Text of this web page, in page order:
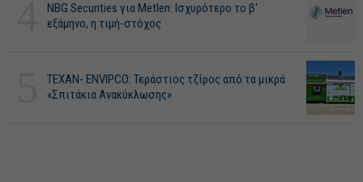
NBG Securities για Metlen: Ισχυρότερο το β'
εξάμηνο, η τιμή-στόχος
ΤΕΧΑΝ- ENVIPCO: Τεράστιος τζίρος από τα μικρά
«Σπιτάκια Ανακύκλωσης»